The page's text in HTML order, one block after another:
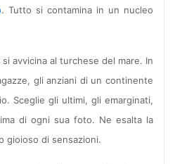
. Tutto si contamina in un nucleo
avvicina al turchese del mare. In
gli anziani di un continente
Sceglie gli ultimi, gli emarginati,
di ogni sua foto. Ne esalta la
gioioso di sensazioni.